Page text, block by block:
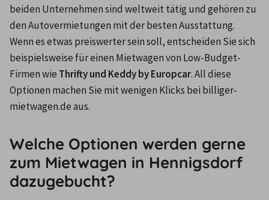
beiden Unternehmen sind weltweit tätig und gehören zu
den Autovermietungen mit der besten Ausstattung.
Wenn es etwas preiswerter sein soll, entscheiden Sie sich
beispielsweise für einen Mietwagen von Low-Budget-
Firmen wie Thrifty und Keddy by Europcar. All diese
Optionen machen Sie mit wenigen Klicks bei billiger-
mietwagen.de aus.
Welche Optionen werden gerne
zum Mietwagen in Hennigsdorf
dazugebucht?